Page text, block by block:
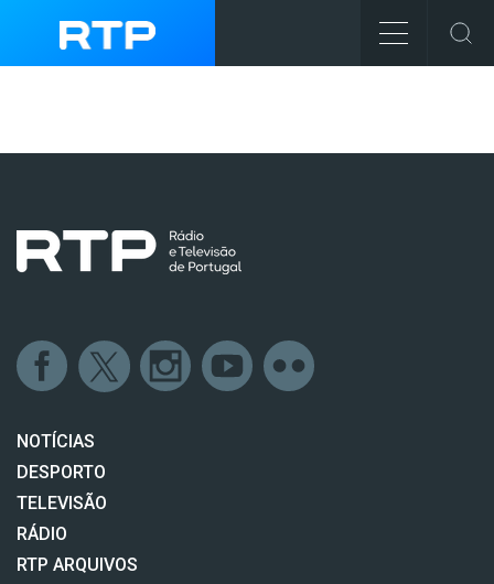
NOTÍCIAS
DESPORTO
TELEVISÃO
RÁDIO
RTP ARQUIVOS